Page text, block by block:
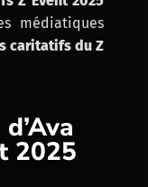
médiatiques
caritatifs du Z
2025